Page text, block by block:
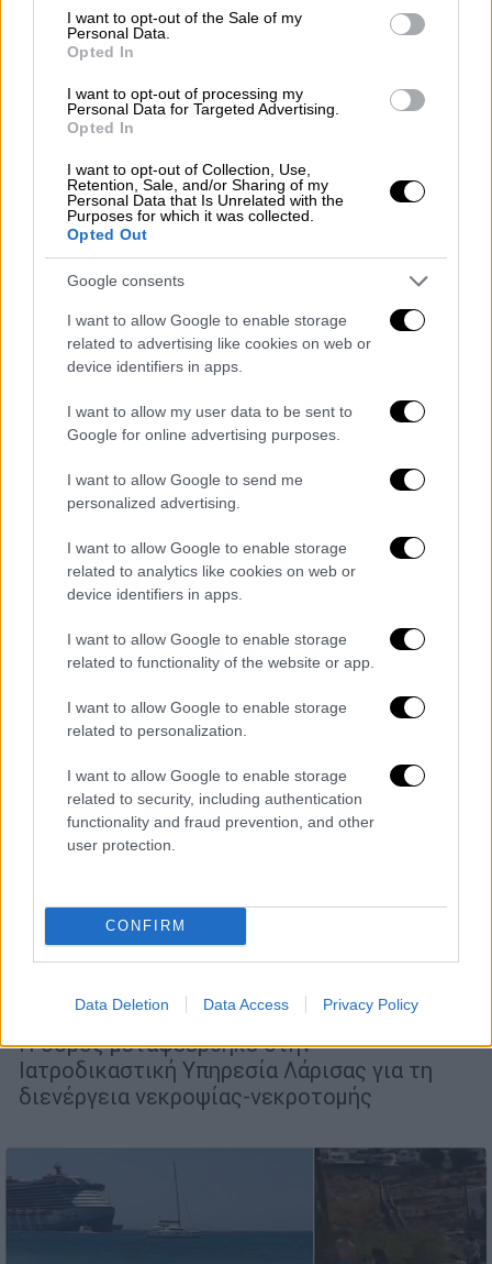
consent section.
I want to opt-out of the Sale of my
Personal Data.
Opted In
I want to opt-out of processing my
Personal Data for Targeted Advertising.
Opted In
I want to opt-out of Collection, Use,
Retention, Sale, and/or Sharing of my
Personal Data that Is Unrelated with the
Purposes for which it was collected.
Opted Out
Google consents
I want to allow Google to enable storage
related to advertising like cookies on web or
device identifiers in apps.
I want to allow my user data to be sent to
Google for online advertising purposes.
I want to allow Google to send me
personalized advertising.
I want to allow Google to enable storage
related to analytics like cookies on web or
device identifiers in apps.
I want to allow Google to enable storage
related to functionality of the website or app.
I want to allow Google to enable storage
related to personalization.
I want to allow Google to enable storage
related to security, including authentication
functionality and fraud prevention, and other
user protection.
CONFIRM
Data Deletion Data Access Privacy Policy
«Φουντώνει» η παρανομία σε Σπέτσες-
Πόρτο Χέλι: Μεγάλος κίνδυνος η
ανυπαρξία ή η μη τήρηση του ορίου
ταχύτητας στη θάλασσα
Βάλλη, η παρανομία αποτελεί ένα σύνηθες
φαινόμενο στην περιοχή, με αποτέλεσμα να
έχουν καταγραφεί πολλά ατυχήματα
Ελλάδα|09.08.2024 16:24
σε παραλία της Αγιάς
Η σορός μεταφέερθηκε στην
Ιατροδικαστική Υπηρεσία Λάρισας για τη
διενέργεια νεκροψίας-νεκροτομής